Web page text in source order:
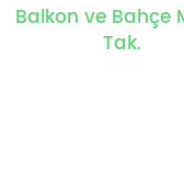
Balkon ve Bahçe
Tak.